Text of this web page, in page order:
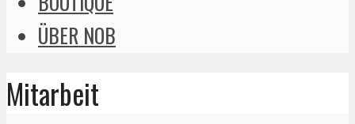
ÜBER NOB
Mitarbeit